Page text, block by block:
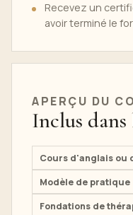
Recevez un
avoir terminé le
APERÇU DU
Inclus
Cours d'anglais ou
Modèle de pratique
Fondations de